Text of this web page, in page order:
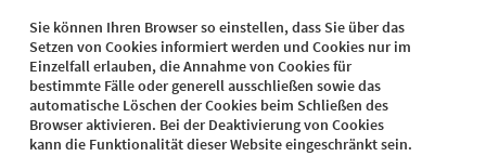
Sie können Ihren Browser so einstellen, dass Sie über das
Setzen von Cookies informiert werden und Cookies nur im
Einzelfall erlauben, die Annahme von Cookies für
bestimmte Fälle oder generell ausschließen sowie das
automatische Löschen der Cookies beim Schließen des
Browser aktivieren. Bei der Deaktivierung von Cookies
kann die Funktionalität dieser Website eingeschränkt sein.